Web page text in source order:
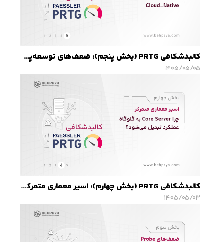
کالبدشکافی PRTG (بخش پنجم): ضعف‌های توسعه‌پذیری؛ چالش‌های PRTG در محیط‌های DevOps و Cloud-Native
۱۴۰۵/۰۵/۰۵
کالبدشکافی PRTG (بخش چهارم): اسیر معماری متمرکز؛ چرا Core Server به گلوگاه عملکرد تبدیل می‌شود؟
۱۴۰۵/۰۵/۰۳